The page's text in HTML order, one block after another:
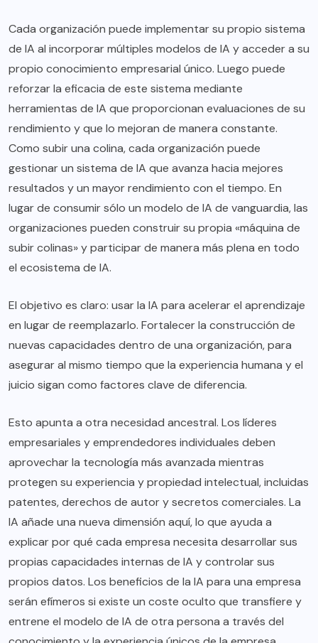
Cada organización puede implementar su propio sistema
de IA al incorporar múltiples modelos de IA y acceder a su
propio conocimiento empresarial único. Luego puede
reforzar la eficacia de este sistema mediante
herramientas de IA que proporcionan evaluaciones de su
rendimiento y que lo mejoran de manera constante.
Como subir una colina, cada organización puede
gestionar un sistema de IA que avanza hacia mejores
resultados y un mayor rendimiento con el tiempo. En
lugar de consumir sólo un modelo de IA de vanguardia, las
organizaciones pueden construir su propia «máquina de
subir colinas» y participar de manera más plena en todo
el ecosistema de IA.
El objetivo es claro: usar la IA para acelerar el aprendizaje
en lugar de reemplazarlo. Fortalecer la construcción de
nuevas capacidades dentro de una organización, para
asegurar al mismo tiempo que la experiencia humana y el
juicio sigan como factores clave de diferencia.
Esto apunta a otra necesidad ancestral. Los líderes
empresariales y emprendedores individuales deben
aprovechar la tecnología más avanzada mientras
protegen su experiencia y propiedad intelectual, incluidas
patentes, derechos de autor y secretos comerciales. La
IA añade una nueva dimensión aquí, lo que ayuda a
explicar por qué cada empresa necesita desarrollar sus
propias capacidades internas de IA y controlar sus
propios datos. Los beneficios de la IA para una empresa
serán efímeros si existe un coste oculto que transfiere y
entrene el modelo de IA de otra persona a través del